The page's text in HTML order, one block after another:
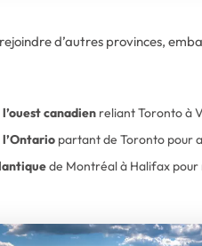
d’autres provinces,
canadien reliant Toronto à
partant de Toronto pour
de Montréal à Halifax